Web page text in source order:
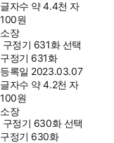
글자수 약 4.4천 자
100원
소장
구정기 631화 선택
구정기 631화
등록일 2023.03.07
글자수 약 4.2천 자
100원
소장
구정기 630화 선택
구정기 630화